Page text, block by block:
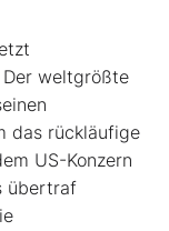
Der weltgrößte
das rückläufige
US-Konzern
übertraf